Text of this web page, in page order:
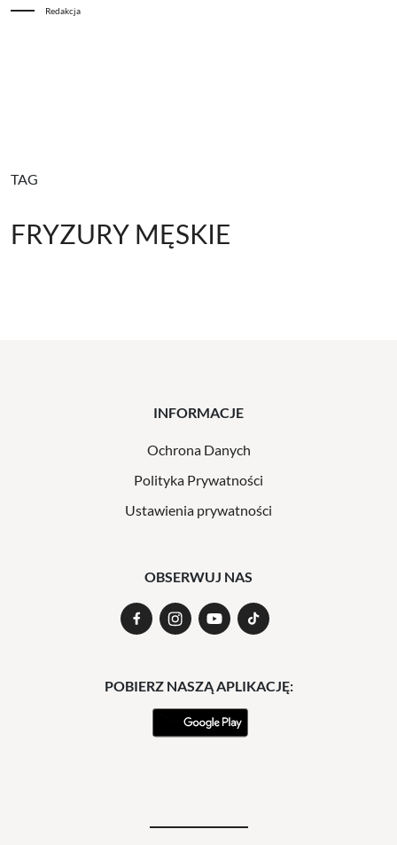
Redakcja
TAG
FRYZURY MĘSKIE
INFORMACJE
Ochrona Danych
Polityka Prywatności
Ustawienia prywatności
OBSERWUJ NAS
POBIERZ NASZĄ APLIKACJĘ: